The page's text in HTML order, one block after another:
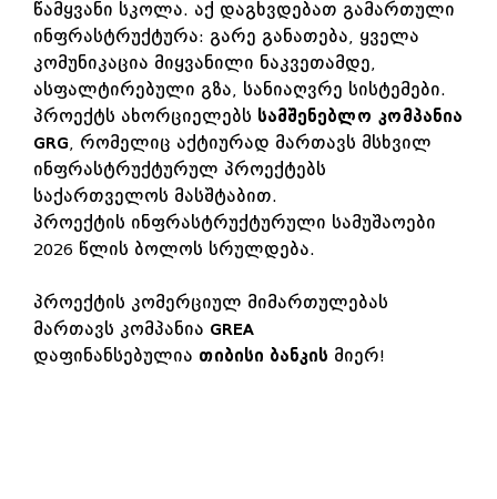
წამყვანი სკოლა. აქ დაგხვდებათ გამართული
ინფრასტრუქტურა: გარე განათება, ყველა
კომუნიკაცია მიყვანილი ნაკვეთამდე,
ასფალტირებული გზა, სანიაღვრე სისტემები.
პროექტს ახორციელებს სამშენებლო კომპანია
GRG, რომელიც აქტიურად მართავს მსხვილ
ინფრასტრუქტურულ პროექტებს
საქართველოს მასშტაბით.
პროექტის ინფრასტრუქტურული სამუშაოები
2026 წლის ბოლოს სრულდება.
პროექტის კომერციულ მიმართულებას
მართავს კომპანია GREA
დაფინანსებულია თიბისი ბანკის მიერ!